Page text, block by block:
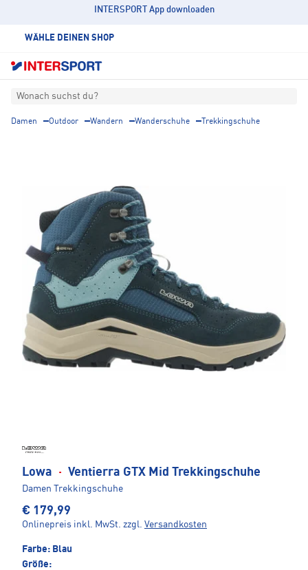
INTERSPORT App downloaden
WÄHLE DEINEN SHOP
Wonach suchst du?
Damen Outdoor Wandern Wanderschuhe Trekkingschuhe
Lowa · Ventierra GTX Mid Trekkingschuhe
Damen Trekkingschuhe
€ 179,99
Onlinepreis inkl. MwSt. zzgl. Versandkosten
Farbe: Blau
Größe: